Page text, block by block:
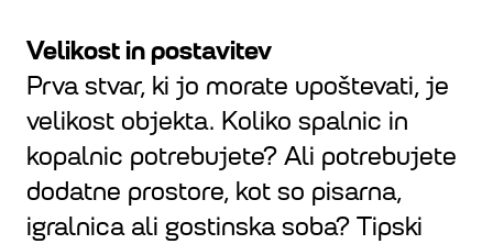
Velikost in postavitev
Prva stvar, ki jo morate upoštevati, je
velikost objekta. Koliko spalnic in
kopalnic potrebujete? Ali potrebujete
dodatne prostore, kot so pisarna,
igralnica ali gostinska soba? Tipski